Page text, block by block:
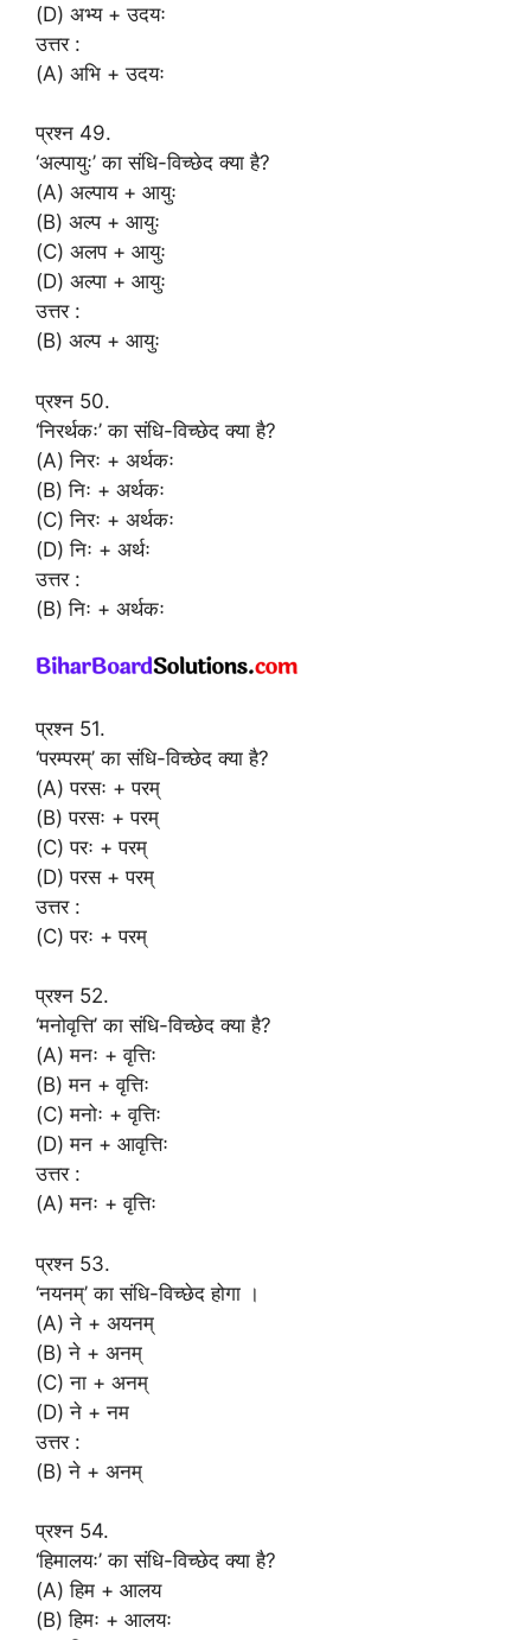
(D) अभ्य + उदयः
उत्तर :
(A) अभि + उदयः
प्रश्न 49.
‘अल्पायुः’ का संधि-विच्छेद क्या है?
(A) अल्पाय + आयुः
(B) अल्प + आयुः
(C) अलप + आयुः
(D) अल्पा + आयुः
उत्तर :
(B) अल्प + आयुः
प्रश्न 50.
‘निरर्थकः’ का संधि-विच्छेद क्या है?
(A) निरः + अर्थकः
(B) निः + अर्थकः
(C) निरः + अर्थकः
(D) निः + अर्थः
उत्तर :
(B) निः + अर्थकः
प्रश्न 51.
‘परम्परम्’ का संधि-विच्छेद क्या है?
(A) परसः + परम्
(B) परसः + परम्
(C) परः + परम्
(D) परस + परम्
उत्तर :
(C) परः + परम्
प्रश्न 52.
‘मनोवृत्ति’ का संधि-विच्छेद क्या है?
(A) मनः + वृत्तिः
(B) मन + वृत्तिः
(C) मनोः + वृत्तिः
(D) मन + आवृत्तिः
उत्तर :
(A) मनः + वृत्तिः
प्रश्न 53.
‘नयनम्’ का संधि-विच्छेद होगा ।
(A) ने + अयनम्
(B) ने + अनम्
(C) ना + अनम्
(D) ने + नम
उत्तर :
(B) ने + अनम्
प्रश्न 54.
‘हिमालयः’ का संधि-विच्छेद क्या है?
(A) हिम + आलय
(B) हिमः + आलयः